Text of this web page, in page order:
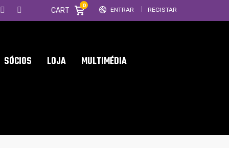
ENTRAR REGISTAR
CART
0
SÓCIOS LOJA MULTIMÉDIA